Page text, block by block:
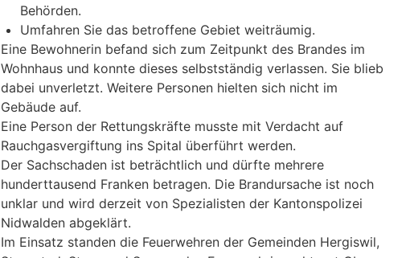
Behörden.
Umfahren Sie das betroffene Gebiet weiträumig.
Eine Bewohnerin befand sich zum Zeitpunkt des Brandes im
Wohnhaus und konnte dieses selbstständig verlassen. Sie blieb
dabei unverletzt. Weitere Personen hielten sich nicht im
Gebäude auf.
Eine Person der Rettungskräfte musste mit Verdacht auf
Rauchgasvergiftung ins Spital überführt werden.
Der Sachschaden ist beträchtlich und dürfte mehrere
hunderttausend Franken betragen. Die Brandursache ist noch
unklar und wird derzeit von Spezialisten der Kantonspolizei
Nidwalden abgeklärt.
Im Einsatz standen die Feuerwehren der Gemeinden Hergiswil,